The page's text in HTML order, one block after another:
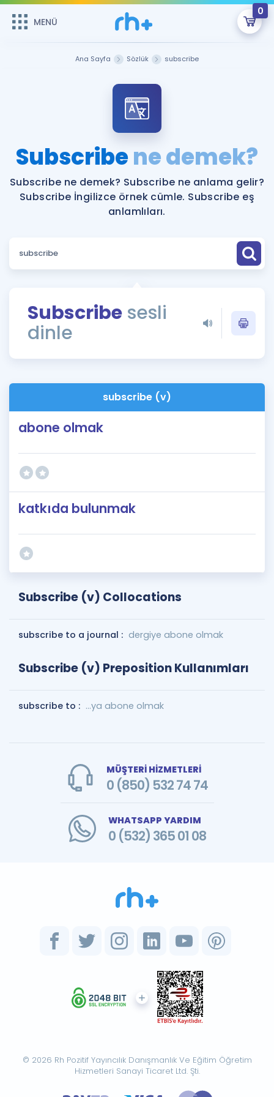
MENÜ
0
ÜYE DEĞİLİM
Sepetin Şu An Boş.
Remzi Hoca ile seni sınava hazırlayacak onlarca eğitim seni
bekliyor!
MENÜ
Faydalı Araçlar
Sözlük
Rehberlik Aracı
ÖSYM Sınav Takvimi
İngilizce Gramer
Hakkımızda
Ana Sayfa Sözlük subscribe
Subscribene demek?
Subscribe ne demek? Subscribe ne anlama gelir?
Subscribe İngilizce örnek cümle. Subscribe eş
anlamlıları.
Subscribe sesli
dinle
subscribe (v)
abone olmak
katkıda bulunmak
Subscribe (v) Collocations
subscribe to a journal : dergiye abone olmak
Subscribe (v) Preposition Kullanımları
subscribe to : ...ya abone olmak
MÜŞTERİ HİZMETLERİ
0 (850) 532 74 74
WHATSAPP YARDIM
0 (532) 365 01 08
© 2026 Rh Pozitif Yayıncılık Danışmanlık Ve Eğitim Öğretim
Hizmetleri Sanayi Ticaret Ltd. Şti.